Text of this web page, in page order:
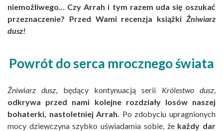
niemożliwego… Czy Arrah i tym razem uda się oszukać
przeznaczenie? Przed Wami recenzja książki Żniwiarz
dusz!
Powrót do serca mrocznego świata
Żniwiarz dusz , będący kontynuacją serii Królestwo dusz
odkrywa przed nami kolejne rozdziały losów naszej
bohaterki, nastoletniej Arrah.
Po zdobyciu upragnionych
mocy dziewczyna szybko uświadamia sobie, że każdy dar